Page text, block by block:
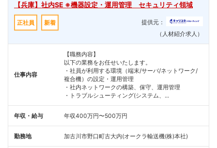
【兵庫】社内SE ※機器設定・運用管理 セキュリティ領域
正社員 新着
提供元：
（人材紹介求人）
仕事内容
【職務内容】
以下の業務をお任せいたします。
・社員が利用する環境（端末/サーバ/ネットワーク/
複合機）の設定・運用管理
・社内ネットワークの構築、保守、運用管理
・トラブルシューティング(システム、...
年収・給与 年収400万円〜500万円
勤務地 加古川市野口町古大内(オークラ輸送機(株)本社)